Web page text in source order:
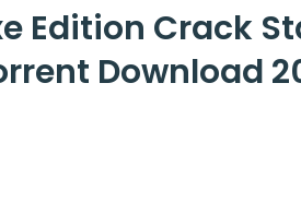
Edition Crack
Download